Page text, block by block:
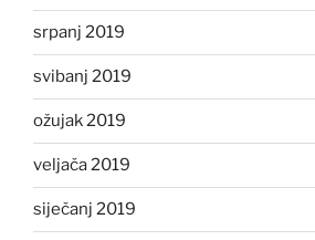
srpanj 2019
svibanj 2019
ožujak 2019
veljača 2019
siječanj 2019